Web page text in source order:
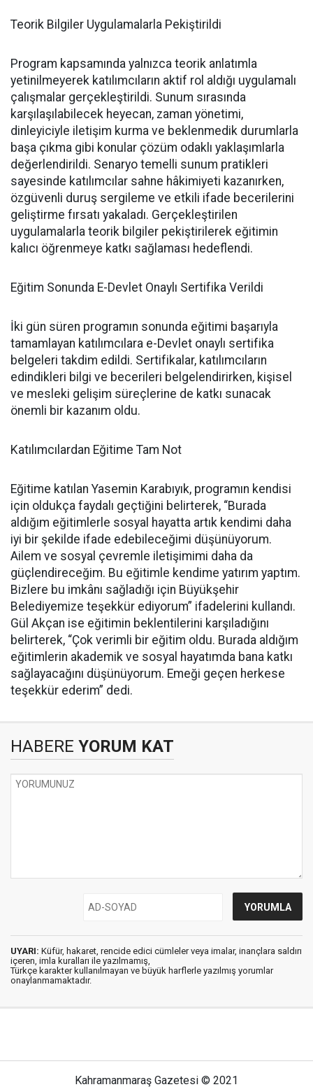
Teorik Bilgiler Uygulamalarla Pekiştirildi
Program kapsamında yalnızca teorik anlatımla
yetinilmeyerek katılımcıların aktif rol aldığı uygulamalı
çalışmalar gerçekleştirildi. Sunum sırasında
karşılaşılabilecek heyecan, zaman yönetimi,
dinleyiciyle iletişim kurma ve beklenmedik durumlarla
başa çıkma gibi konular çözüm odaklı yaklaşımlarla
değerlendirildi. Senaryo temelli sunum pratikleri
sayesinde katılımcılar sahne hâkimiyeti kazanırken,
özgüvenli duruş sergileme ve etkili ifade becerilerini
geliştirme fırsatı yakaladı. Gerçekleştirilen
uygulamalarla teorik bilgiler pekiştirilerek eğitimin
kalıcı öğrenmeye katkı sağlaması hedeflendi.
Eğitim Sonunda E-Devlet Onaylı Sertifika Verildi
İki gün süren programın sonunda eğitimi başarıyla
tamamlayan katılımcılara e-Devlet onaylı sertifika
belgeleri takdim edildi. Sertifikalar, katılımcıların
edindikleri bilgi ve becerileri belgelendirirken, kişisel
ve mesleki gelişim süreçlerine de katkı sunacak
önemli bir kazanım oldu.
Katılımcılardan Eğitime Tam Not
Eğitime katılan Yasemin Karabıyık, programın kendisi
için oldukça faydalı geçtiğini belirterek, “Burada
aldığım eğitimlerle sosyal hayatta artık kendimi daha
iyi bir şekilde ifade edebileceğimi düşünüyorum.
Ailem ve sosyal çevremle iletişimimi daha da
güçlendireceğim. Bu eğitimle kendime yatırım yaptım.
Bizlere bu imkânı sağladığı için Büyükşehir
Belediyemize teşekkür ediyorum” ifadelerini kullandı.
Gül Akçan ise eğitimin beklentilerini karşıladığını
belirterek, “Çok verimli bir eğitim oldu. Burada aldığım
eğitimlerin akademik ve sosyal hayatımda bana katkı
sağlayacağını düşünüyorum. Emeği geçen herkese
teşekkür ederim” dedi.
HABERE YORUM KAT
UYARI: Küfür, hakaret, rencide edici cümleler veya imalar, inançlara saldırı
içeren, imla kuralları ile yazılmamış,
Türkçe karakter kullanılmayan ve büyük harflerle yazılmış yorumlar
onaylanmamaktadır.
Kahramanmaraş Gazetesi © 2021